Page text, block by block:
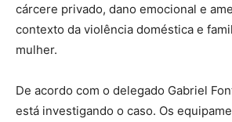
cárcere privado, dano emocional e
contexto da violência doméstica e
mulher.
De acordo com o delegado Gabriel
está investigando o caso. Os